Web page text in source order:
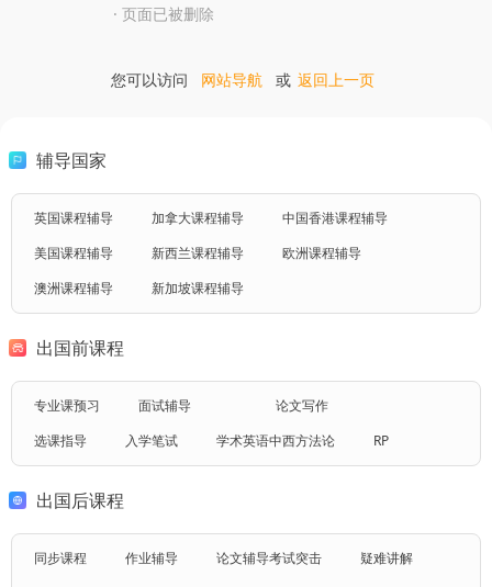
· 页面已被删除
您可以访问 网站导航 或 返回上一页
辅导国家
英国课程辅导 加拿大课程辅导
中国香港课程辅导
美国课程辅导
新西兰课程辅导
欧洲课程辅导
澳洲课程辅导
新加坡课程辅导
出国前课程
专业课预习 面试辅导
论文写作
选课指导
入学笔试 学术英语中西方法论 RP
出国后课程
同步课程 作业辅导 论文辅导考试突击
疑难讲解